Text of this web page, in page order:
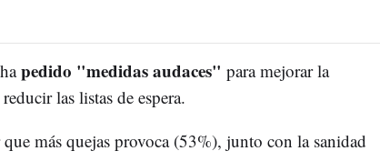
pedido "medidas audaces" para mejorar la
las listas de espera.
más quejas provoca (53%), junto con la sanidad